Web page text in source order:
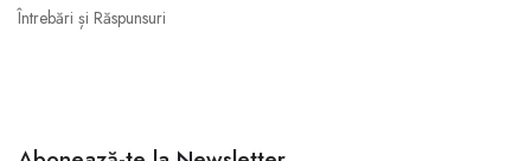
Întrebări și Răspunsuri